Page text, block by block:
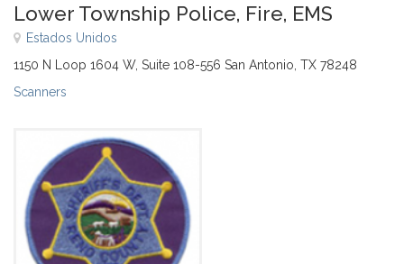
Lower Township Police, Fire, EMS
Estados Unidos
1150 N Loop 1604 W, Suite 108-556 San Antonio, TX 78248
Scanners